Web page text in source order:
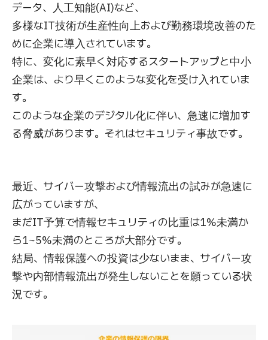
データ、人工知能(AI)など、
多様なIT技術が生産性向上および勤務環境改善のた
めに企業に導入されています。
特に、変化に素早く対応するスタートアップと中小
企業は、より早くこのような変化を受け入れていま
す。
このような企業のデジタル化に伴い、急速に増加す
る脅威があります。それはセキュリティ事故です。
最近、サイバー攻撃および情報流出の試みが急速に
広がっていますが、
まだIT予算で情報セキュリティの比重は1%未満か
ら1~5%未満のところが大部分です。
結局、情報保護への投資は少ないまま、サイバー攻
撃や内部情報流出が発生しないことを願っている状
況です。